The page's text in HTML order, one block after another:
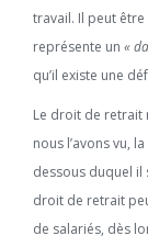
travail. Il peut
représente un «
qu’il existe une
Le droit de retrait
nous l’avons vu,
dessous duquel il
droit de retrait
de salariés, dès